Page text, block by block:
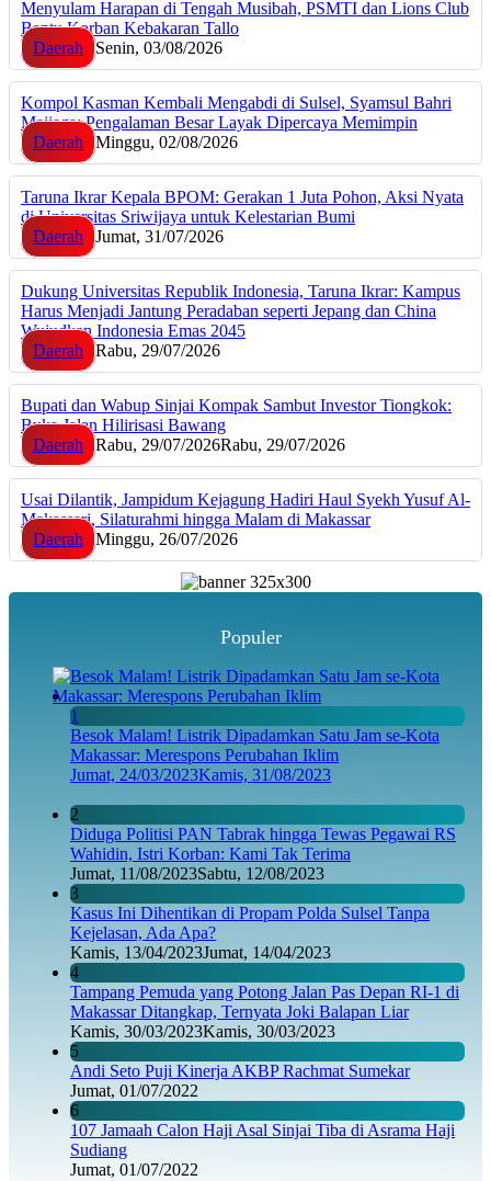
Menyulam Harapan di Tengah Musibah, PSMTI dan Lions Club
Bantu Korban Kebakaran Tallo
Daerah
Senin, 03/08/2026
Kompol Kasman Kembali Mengabdi di Sulsel, Syamsul Bahri
Majjaga: Pengalaman Besar Layak Dipercaya Memimpin
Daerah
Minggu, 02/08/2026
Taruna Ikrar Kepala BPOM: Gerakan 1 Juta Pohon, Aksi Nyata
di Universitas Sriwijaya untuk Kelestarian Bumi
Daerah
Jumat, 31/07/2026
Dukung Universitas Republik Indonesia, Taruna Ikrar: Kampus
Harus Menjadi Jantung Peradaban seperti Jepang dan China
Wujudkan Indonesia Emas 2045
Daerah
Rabu, 29/07/2026
Bupati dan Wabup Sinjai Kompak Sambut Investor Tiongkok:
Buka Jalan Hilirisasi Bawang
Daerah
Rabu, 29/07/2026Rabu, 29/07/2026
Usai Dilantik, Jampidum Kejagung Hadiri Haul Syekh Yusuf Al-
Makassari, Silaturahmi hingga Malam di Makassar
Daerah
Minggu, 26/07/2026
Populer
1
Besok Malam! Listrik Dipadamkan Satu Jam se-Kota
Makassar: Merespons Perubahan Iklim
Jumat, 24/03/2023Kamis, 31/08/2023
2
Diduga Politisi PAN Tabrak hingga Tewas Pegawai RS
Wahidin, Istri Korban: Kami Tak Terima
Jumat, 11/08/2023Sabtu, 12/08/2023
3
Kasus Ini Dihentikan di Propam Polda Sulsel Tanpa
Kejelasan, Ada Apa?
Kamis, 13/04/2023Jumat, 14/04/2023
4
Tampang Pemuda yang Potong Jalan Pas Depan RI-1 di
Makassar Ditangkap, Ternyata Joki Balapan Liar
Kamis, 30/03/2023Kamis, 30/03/2023
5
Andi Seto Puji Kinerja AKBP Rachmat Sumekar
Jumat, 01/07/2022
6
107 Jamaah Calon Haji Asal Sinjai Tiba di Asrama Haji
Sudiang
Jumat, 01/07/2022